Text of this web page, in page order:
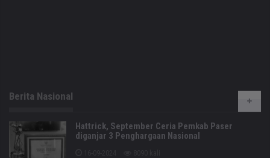
Berita Nasional
Hattrick, September Ceria Pemkab Paser
diganjar 3 Penghargaan Nasional